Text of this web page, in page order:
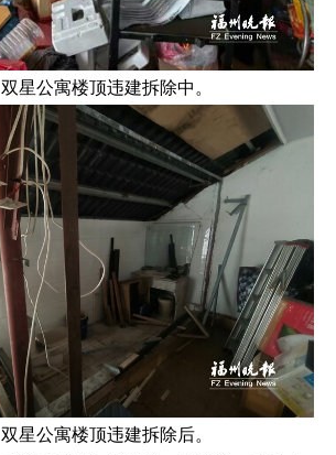
双星公寓楼顶违建拆除中。
双星公寓楼顶违建拆除后。